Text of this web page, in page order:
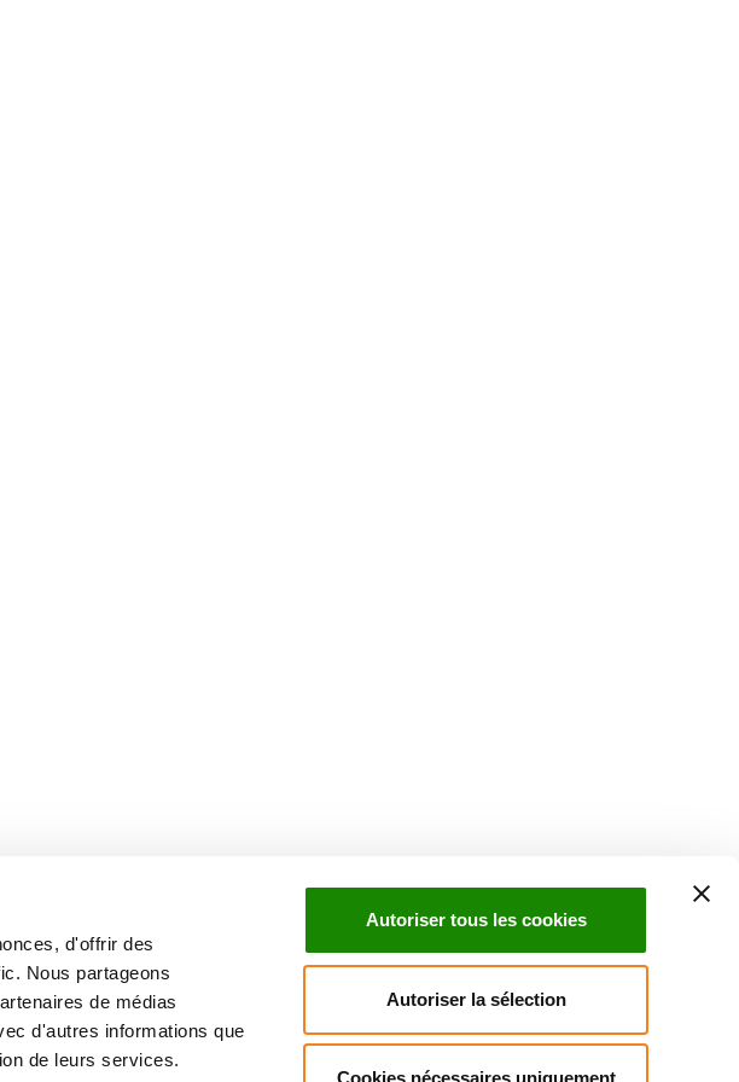
d'offrir des
Nous partageons
de médias
d'autres informations que
de leurs services.
Autoriser tous les cookies
Autoriser la sélection
Cookies nécessaires uniquement